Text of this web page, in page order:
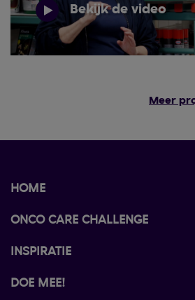
Bekijk de video
Meer
HOME
ONCO CARE CHALLENGE
INSPIRATIE
DOE MEE!